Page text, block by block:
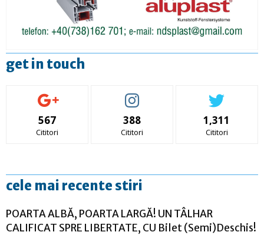
get in touch
567
Cititori
388
Cititori
1,311
Cititori
cele mai recente stiri
POARTA ALBĂ, POARTA LARGĂ! UN TÂLHAR
CALIFICAT SPRE LIBERTATE, CU Bilet (Semi)Deschis!